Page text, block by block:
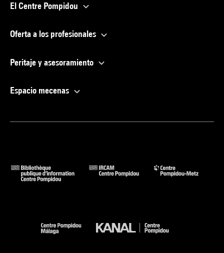
El Centre Pompidou
Oferta a los profesionales
Peritaje y asesoramiento
Espacio mecenas